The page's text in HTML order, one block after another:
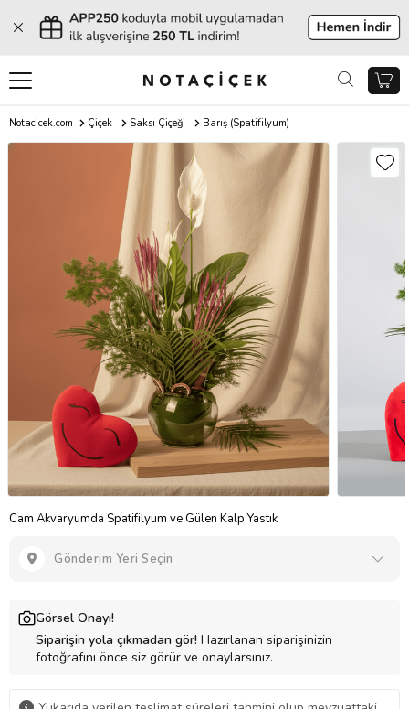
Notacicek.com Çiçek Saksı Çiçeği Barış (Spatifilyum)
Cam Akvaryumda Spatifilyum ve Gülen Kalp Yastık
Gönderim Yeri Seçin
Görsel Onayı!
Siparişin yola çıkmadan gör! Hazırlanan siparişinizin
fotoğrafını önce siz görür ve onaylarsınız.